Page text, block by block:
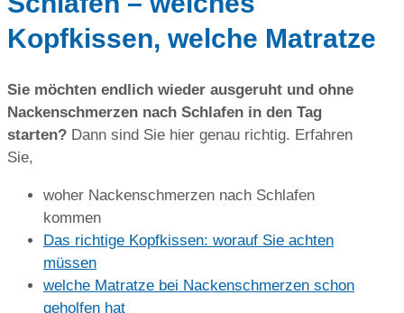
Kopfkissen, welche Matratze
Sie möchten endlich wieder ausgeruht und ohne
Nackenschmerzen nach Schlafen in den Tag
starten? Dann sind Sie hier genau richtig. Erfahren
Sie,
woher Nackenschmerzen nach Schlafen
kommen
Das richtige Kopfkissen: worauf Sie achten
müssen
welche Matratze bei Nackenschmerzen schon
geholfen hat